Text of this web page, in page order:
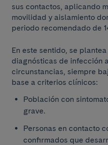
sus contactos, aplicando
movilidad y aislamiento
periodo recomendado de
En este sentido, se
diagnósticas de infección
circunstancias, siempre
base a criterios clínicos:
Población con
grave.
Personas en contacto
confirmados que